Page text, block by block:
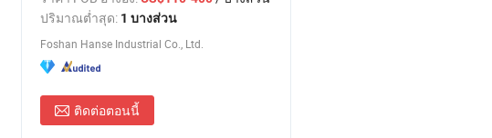
ปริมาณต่ำสุด: 1 บางส่วน
Foshan Hanse Industrial Co., Ltd.
ติดต่อตอนนี้